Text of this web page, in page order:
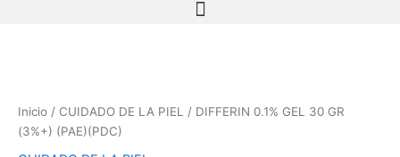
Inicio / CUIDADO DE LA PIEL
/ DIFFERIN 0.1% GEL 30 GR
(3%+) (PAE)(PDC)
30
GR
(3%+)